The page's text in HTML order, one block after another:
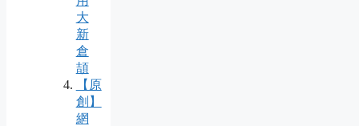
大
新
倉
頡
【原
創】
網